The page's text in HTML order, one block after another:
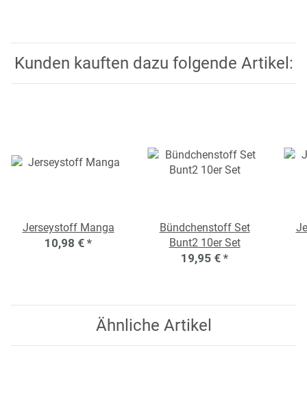
Kunden kauften dazu folgende Artikel:
Jerseystoff Manga
10,98 € *
Bündchenstoff Set
Bunt2 10er Set
19,95 € *
Ähnliche Artikel